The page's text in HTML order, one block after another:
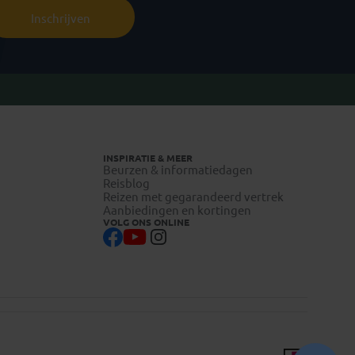
Inschrijven
INSPIRATIE & MEER
Beurzen & informatiedagen
Reisblog
Reizen met gegarandeerd vertrek
Aanbiedingen en kortingen
VOLG ONS ONLINE